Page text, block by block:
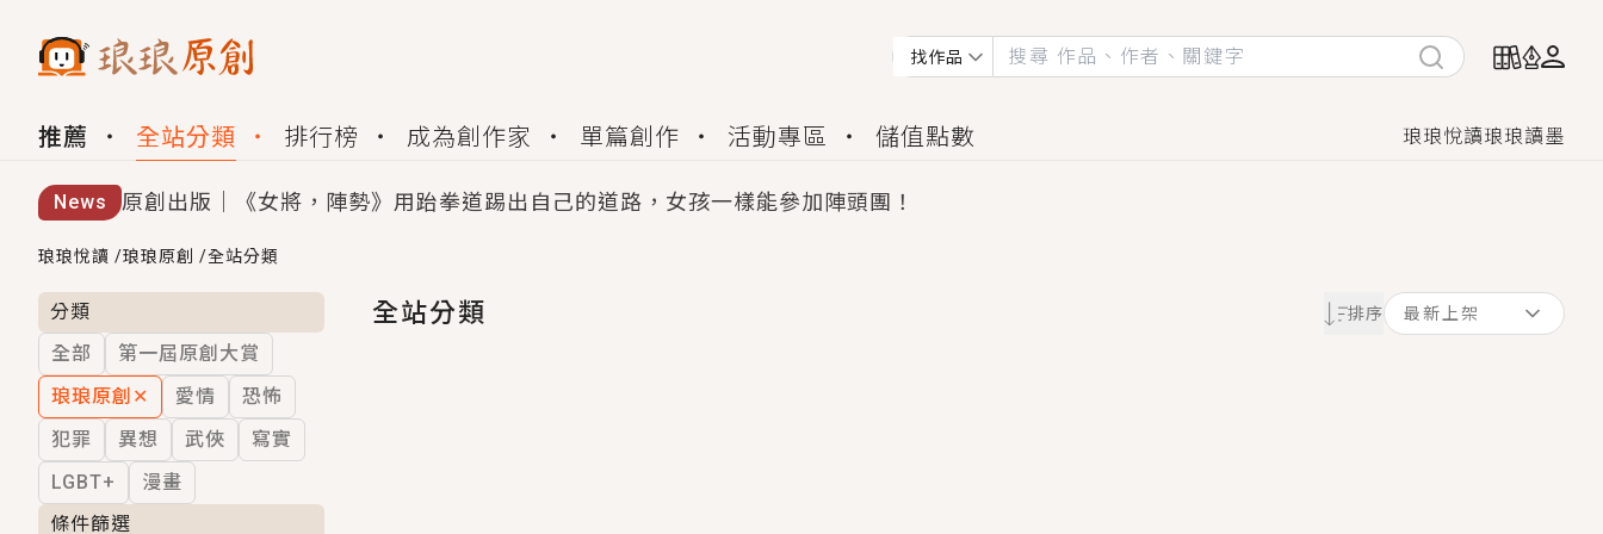
找作品
推薦 全站分類 排行榜 成為創作家 單篇創作 活動專區 儲值點數 琅琅悅讀琅琅讀墨
News 原創出版｜《女將，陣勢》用跆拳道踢出自己的道路，女孩一樣能參加陣頭團！
創,作家招募｜華文小說創作首選！有機會獲得豐富廣宣資源、專屬服務與獨享福利！
小編心動書單｜《離婚你提的，二婚嫁大佬，你哭什麼？》追妻火葬場！前夫失憶移情別戀，她頭也不回找新歡，他居然還後悔了？
GL｜《夏日與檸檬與重疊世界》炎熱的夏日、檸檬的香氣、互相愛慕的兩位少女，今夏最推純愛GL漫畫！
BL｜《費洛蒙中毒》救命！特殊費洛蒙體質世界觀，無法抗拒的吸引力，已中毒Σ>―(〃°ω°〃)♡→
OMG你嚇到我了｜《陰陽鬼店》上班族買了房子模型，但現實中買下的竟是屬於他的停屍櫃？！
言情｜《國語推行員》每個人心中都有一個連自己也無法改變的永恆， 他的一生將不由自主追逐著她……
琅琅悅讀 /琅琅原創 /全站分類
分類
全部
第一屆原創大賞
琅琅原創 ✕ 愛情
恐怖
犯罪
異想 武俠
寫實
LGBT+
漫畫
條件篩選
全站分類 排序 最新上架